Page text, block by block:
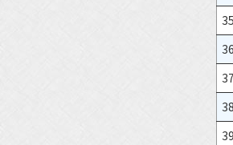
35
36
37
38
39